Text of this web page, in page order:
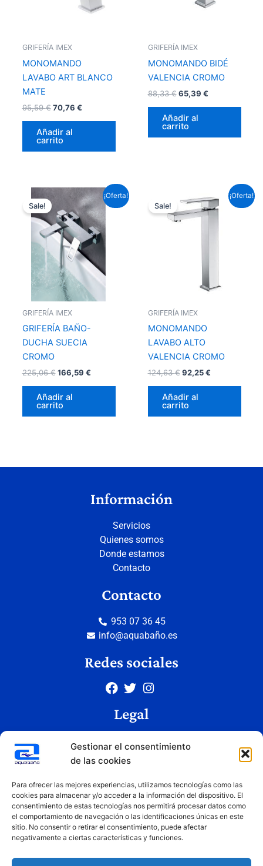
Gestionar el consentimiento
de las cookies
Para ofrecer las mejores experiencias, utilizamos tecnologías como las
cookies para almacenar y/o acceder a la información del dispositivo. El
consentimiento de estas tecnologías nos permitirá procesar datos como
el comportamiento de navegación o las identificaciones únicas en este
sitio. No consentir o retirar el consentimiento, puede afectar
negativamente a ciertas características y funciones.
GRIFERÍA IMEX
MONOMANDO
LAVABO ART BLANCO
MATE
95,59€ 70,76 €
Añadir al
carrito
GRIFERÍA IMEX
MONOMANDO BIDÉ
VALENCIA CROMO
88,33€ 65,39 €
Añadir al
carrito
¡Oferta!
Sale!
GRIFERÍA IMEX
GRIFERÍA BAÑO-
DUCHA SUECIA
CROMO
225,06€
precio
original
era:
225,06 €.
166,59 €
El
precio
actual
es:
166,59 €.
Añadir al
carrito
¡Oferta!
Sale!
GRIFERÍA IMEX
MONOMANDO
LAVABO ALTO
VALENCIA CROMO
124,63€
precio
original
era:
92,25€
precio
actual
Añadir al
carrito
Información
Servicios
Quienes somos
Donde estamos
Contacto
Contacto
953 07 36 45
info@aquabaño.es
Redes sociales
Legal
Política de privacidad
Condiciones de uso
Copyright © 2026 Aquabaño | Todos los derechos reservados
Diseñado porInnovation Studio